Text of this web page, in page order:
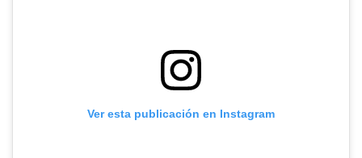
Ver esta publicación en Instagram